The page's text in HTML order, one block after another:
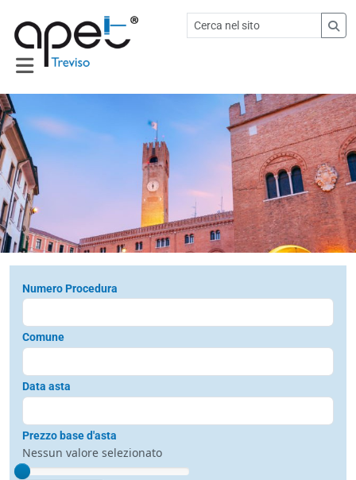
Numero Procedura
Comune
Data asta
Prezzo base d'asta
Nessun valore selezionato